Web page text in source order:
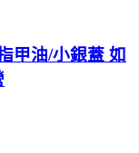
甲油/小銀蓋 如